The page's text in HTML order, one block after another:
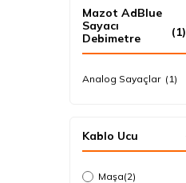
Mazot AdBlue
Sayacı
Debimetre
(1)
Analog Sayaçlar(1)
Kablo Ucu
Maşa(2)